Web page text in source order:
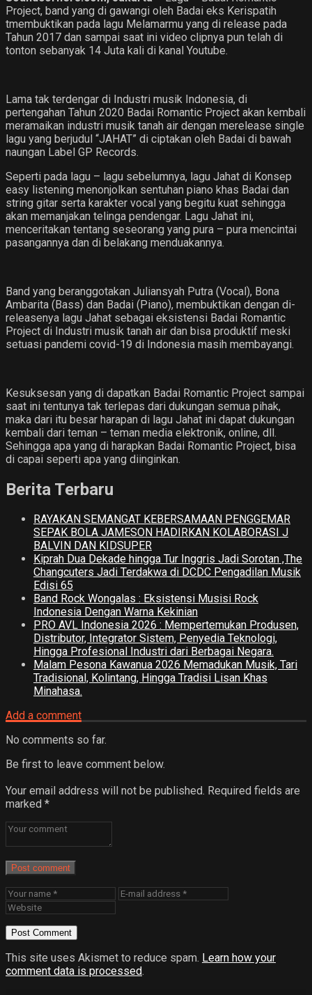
Project, band yang di gawangi oleh Badai eks Kerispatih
tmembuktikan pada lagu Melamarmu yang di release pada
Tahun 2017 dan sampai saat ini video clipnya pun telah di
tonton sebanyak 14 Juta kali di kanal Youtube.
Lama tak terdengar di Industri musik Indonesia, di
pertengahan Tahun 2020 Badai Romantic Project akan kembali
meramaikan industri musik tanah air dengan merelease single
lagu yang berjudul “JAHAT” di ciptakan oleh Badai di bawah
naungan Label GP Records.
Seperti pada lagu – lagu sebelumnya, lagu Jahat di Konsep
easy listening menonjolkan sentuhan piano khas Badai dan
string gitar serta karakter vocal yang begitu kuat sehingga
akan memanjakan telinga pendengar. Lagu Jahat ini,
menceritakan tentang seseorang yang pura – pura mencintai
pasangannya dan di belakang menduakannya.
Band yang beranggotakan Juliansyah Putra (Vocal), Bona
Ambarita (Bass) dan Badai (Piano), membuktikan dengan di-
releasenya lagu Jahat sebagai eksistensi Badai Romantic
Project di Industri musik tanah air dan bisa produktif meski
setuasi pandemi covid-19 di Indonesia masih membayangi.
Kesuksesan yang di dapatkan Badai Romantic Project sampai
saat ini tentunya tak terlepas dari dukungan semua pihak,
maka dari itu besar harapan di lagu Jahat ini dapat dukungan
kembali dari teman – teman media elektronik, online, dll.
Sehingga apa yang di harapkan Badai Romantic Project, bisa
di capai seperti apa yang diinginkan.
Berita Terbaru
RAYAKAN SEMANGAT KEBERSAMAAN PENGGEMAR
SEPAK BOLA JAMESON HADIRKAN KOLABORASI J
BALVIN DAN KIDSUPER
Kiprah Dua Dekade hingga Tur Inggris Jadi Sorotan ,The
Changcuters Jadi Terdakwa di DCDC Pengadilan Musik
Edisi 65
Band Rock Wongalas : Eksistensi Musisi Rock
Indonesia Dengan Warna Kekinian
PRO AVL Indonesia 2026 : Mempertemukan Produsen,
Distributor, Integrator Sistem, Penyedia Teknologi,
Hingga Profesional Industri dari Berbagai Negara.
Malam Pesona Kawanua 2026 Memadukan Musik, Tari
Tradisional, Kolintang, Hingga Tradisi Lisan Khas
Minahasa.
Add a comment
No comments so far.
Be first to leave comment below.
Your email address will not be published. Required fields are
marked *
Post comment
This site uses Akismet to reduce spam. Learn how your
comment data is processed.